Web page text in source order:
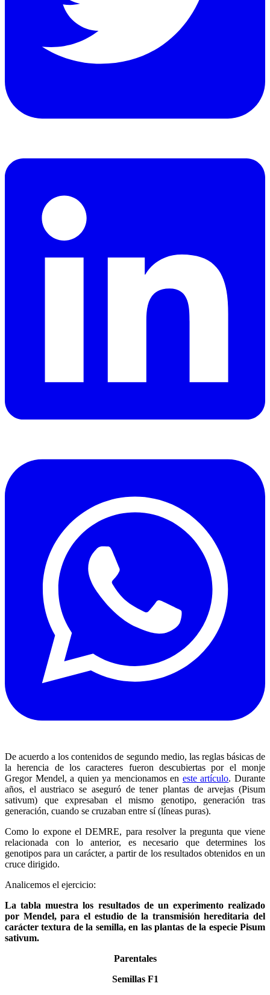
De acuerdo a los contenidos de segundo medio, las reglas básicas de
la herencia de los caracteres fueron descubiertas por el monje
Gregor Mendel, a quien ya mencionamos en este artículo. Durante
años, el austriaco se aseguró de tener plantas de arvejas (Pisum
sativum) que expresaban el mismo genotipo, generación tras
generación, cuando se cruzaban entre sí (líneas puras).
Como lo expone el DEMRE, para resolver la pregunta que viene
relacionada con lo anterior, es necesario que determines los
genotipos para un carácter, a partir de los resultados obtenidos en un
cruce dirigido.
Analicemos el ejercicio:
La tabla muestra los resultados de un experimento realizado
por Mendel, para el estudio de la transmisión hereditaria del
carácter textura de la semilla, en las plantas de la especie Pisum
sativum.
Parentales
Semillas F1